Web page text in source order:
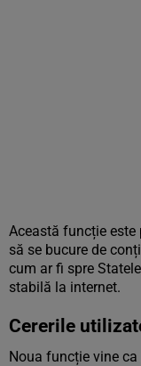
Această funcție
să se bucure de
cum ar fi spre
stabilă la internet.
Cererile
Noua funcție vine